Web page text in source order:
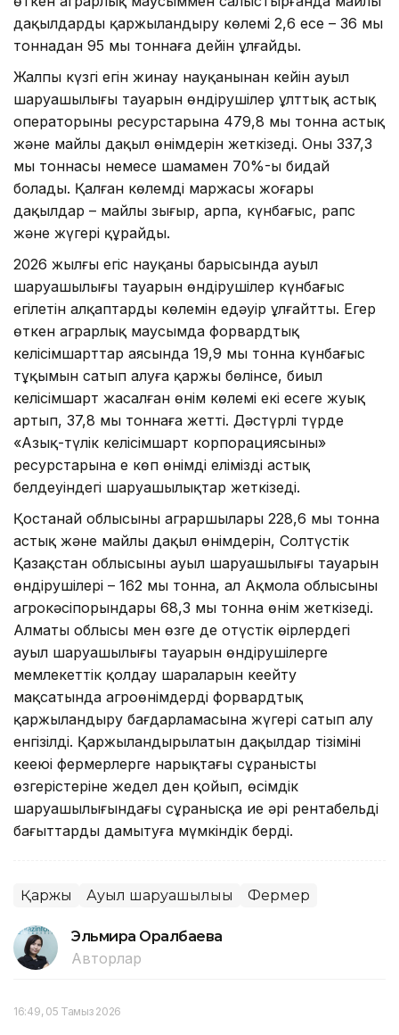
дақылдарды қаржыландыру көлемі 2,6 есе – 36 мың
тоннадан 95 мың тоннаға дейін ұлғайды.
Жалпы күзгі егін жинау науқанынан кейін ауыл
шаруашылығы тауарын өндірушілер ұлттық астық
операторының ресурстарына 479,8 мың тонна астық
және майлы дақыл өнімдерін жеткізеді. Оның 337,3
мың тоннасы немесе шамамен 70%-ы бидай
болады. Қалған көлемді маржасы жоғары
дақылдар – майлы зығыр, арпа, күнбағыс, рапс
және жүгері құрайды.
2026 жылғы егіс науқаны барысында ауыл
шаруашылығы тауарын өндірушілер күнбағыс
егілетін алқаптардың көлемін едәуір ұлғайтты. Егер
өткен аграрлық маусымда форвардтық
келісімшарттар аясында 19,9 мың тонна күнбағыс
тұқымын сатып алуға қаржы бөлінсе, биыл
келісімшарт жасалған өнім көлемі екі есеге жуық
артып, 37,8 мың тоннаға жетті. Дәстүрлі түрде
«Азық-түлік келісімшарт корпорациясының»
ресурстарына ең көп өнімді еліміздің астық
белдеуіндегі шаруашылықтар жеткізеді.
Қостанай облысының аграршылары 228,6 мың тонна
астық және майлы дақыл өнімдерін, Солтүстік
Қазақстан облысының ауыл шаруашылығы тауарын
өндірушілері – 162 мың тонна, ал Ақмола облысының
агрокәсіпорындары 68,3 мың тонна өнім жеткізеді.
Алматы облысы мен өзге де оңтүстік өңірлердегі
ауыл шаруашылығы тауарын өндірушілерге
мемлекеттік қолдау шараларын кеңейту
мақсатында агроөнімдерді форвардтық
қаржыландыру бағдарламасына жүгері сатып алу
енгізілді. Қаржыландырылатын дақылдар тізімінің
кеңеюі фермерлерге нарықтағы сұраныстың
өзгерістеріне жедел ден қойып, өсімдік
шаруашылығындағы сұранысқа ие әрі рентабельді
бағыттарды дамытуға мүмкіндік берді.
Қаржы Ауыл шаруашылығы Фермер
Эльмира Оралбаева
Авторлар
16:49, 05 Тамыз 2026